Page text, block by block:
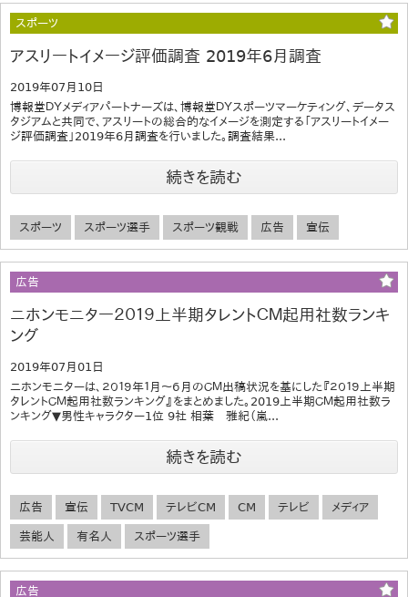
スポーツ
アスリートイメージ評価調査 2019年6月調査
2019年07月10日
博報堂ＤＹメディアパートナーズは、博報堂ＤＹスポーツマーケティング、データス
タジアムと共同で、アスリートの総合的なイメージを測定する「アスリートイメー
ジ評価調査」2019年6月調査を行いました。調査結果...
続きを読む
スポーツ スポーツ選手 スポーツ観戦 広告 宣伝
広告
ニホンモニター２０１９上半期タレントＣＭ起用社数ランキ
ング
2019年07月01日
ニホンモニターは、２０１９年１月～６月のＣＭ出稿状況を基にした『２０１９上半期
タレントＣＭ起用社数ランキング』をまとめました。2019上半期ＣＭ起用社数ラ
ンキング▼男性キャラクター1位 9社 相葉 雅紀（嵐...
続きを読む
広告 宣伝 TVCM テレビCM CM テレビ メディア
芸能人 有名人 スポーツ選手
広告